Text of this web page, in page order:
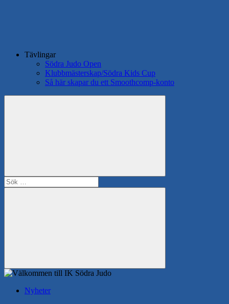
Tävlingar
Södra Judo Open
Klubbmästerskap/Södra Kids Cup
Så här skapar du ett Smoothcomp-konto
Search
Sök
efter:
Sök
Nyheter